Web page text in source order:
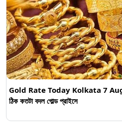
Gold Rate Today Kolkata 7
ঠিক কতটা বদল গোল্ড প্রাইসে